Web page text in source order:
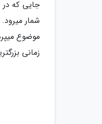
جایی که در
شمار
موضوع
زمانی